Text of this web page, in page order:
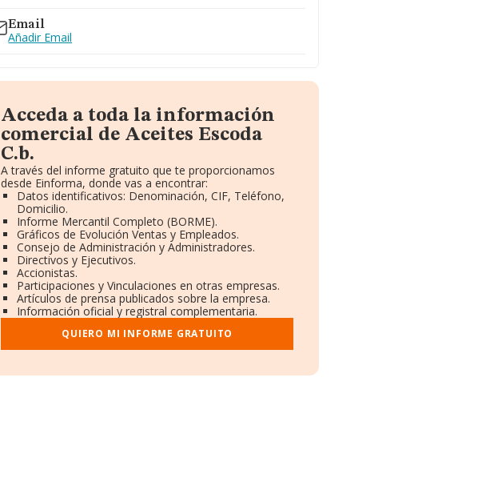
Email
Añadir Email
Acceda a toda la información
comercial de Aceites Escoda
C.b.
A través del informe gratuito que te proporcionamos
desde Einforma, donde vas a encontrar:
Datos identificativos: Denominación, CIF, Teléfono,
Domicilio.
Informe Mercantil Completo (BORME).
Gráficos de Evolución Ventas y Empleados.
Consejo de Administración y Administradores.
Directivos y Ejecutivos.
Accionistas.
Participaciones y Vinculaciones en otras empresas.
Artículos de prensa publicados sobre la empresa.
Información oficial y registral complementaria.
QUIERO MI INFORME GRATUITO